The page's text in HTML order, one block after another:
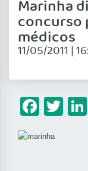
Marinha
concurso
médicos
11/05/2011 |